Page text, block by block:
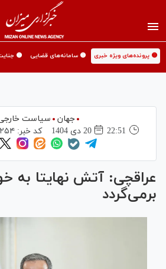
🟡 پرونده‌های ویژه خبری 🟡 سامانه‌های قضایی 🟡
جهان
سیاست
22:51
20 دی 1404 کد خبر:
عراقچی: آتش نهایتا به
برمی‌گردد